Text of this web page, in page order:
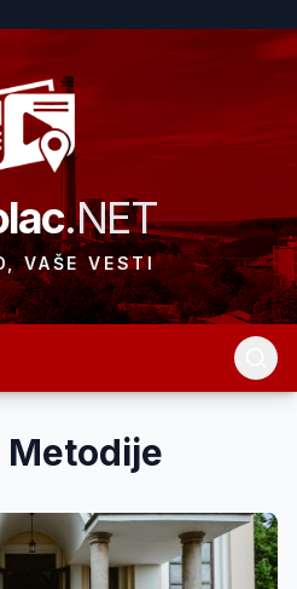
.NET
VAŠE VESTI
Metodije